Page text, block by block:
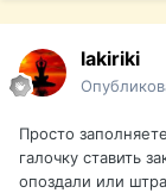
lakiriki
Просто
галочку ставить
опоздали или